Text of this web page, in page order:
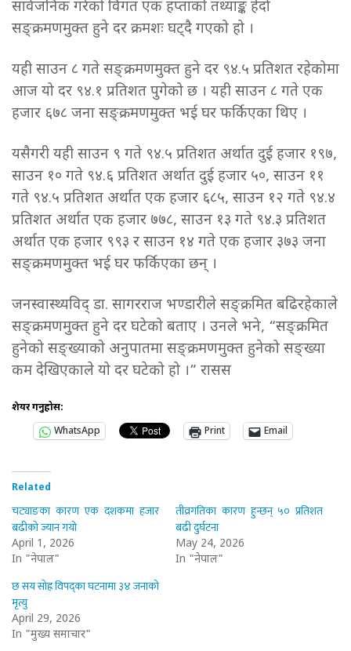
सार्वजनिक गरेको विगत एक हप्ताको तथ्याङ्क हेर्दा
सङ्क्रमणमुक्त हुने दर क्रमशः घट्दै गएको हो ।
यही साउन ८ गते सङ्क्रमणमुक्त हुने दर ९४.५ प्रतिशत रहेकोमा
आज यो दर ९४.१ प्रतिशत पुगेको छ । यही साउन ८ गते एक
हजार ६७८ जना सङ्क्रमणमुक्त भई घर फर्किएका थिए ।
यसैगरी यही साउन ९ गते ९४.५ प्रतिशत अर्थात दुई हजार १९७,
साउन १० गते ९४.६ प्रतिशत अर्थात दुई हजार ५०, साउन ११
गते ९४.५ प्रतिशत अर्थात एक हजार ६८५, साउन १२ गते ९४.४
प्रतिशत अर्थात एक हजार ७७८, साउन १३ गते ९४.३ प्रतिशत
अर्थात एक हजार ९९३ र साउन १४ गते एक हजार ३७३ जना
सङ्क्रमणमुक्त भई घर फर्किएका छन् ।
जनस्वास्थ्यविद् डा. सागरराज भण्डारीले सङ्क्रमित बढिरहेकाले
सङ्क्रमणमुक्त हुने दर घटेको बताए । उनले भने, “सङ्क्रमित
हुनेको सङ्ख्याको अनुपातमा सङ्क्रमणमुक्त हुनेको सङ्ख्या
कम देखिएकाले यो दर घटेको हो ।” रासस
शेयर गर्नुहोस:
WhatsApp
Print Email
Related
चट्याङका कारण एक दशकमा हजार
बढीको ज्यान गयो
April 1, 2026
In "नेपाल"
तीव्रगतिका कारण हुन्छन् ५० प्रतिशत
बढी दुर्घटना
May 24, 2026
In "नेपाल"
छ सय सोह्र विपद्का घटनामा ३४ जनाको
मृत्यु
April 29, 2026
In "मुख्य समाचार"